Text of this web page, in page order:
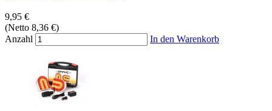
9,95 €
(Netto 8,36 €)
Anzahl
In den Warenkorb